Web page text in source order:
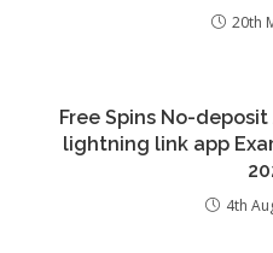
20th
Free Spins No-
lightning link app
4th